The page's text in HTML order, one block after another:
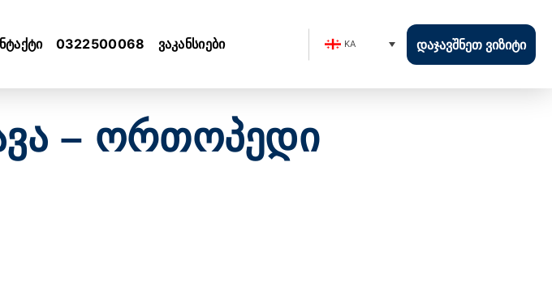
0322500068 ვაკანსიები KA ᲓᲐᲯᲐᲕᲨᲜᲔᲗ ᲕᲘᲖᲘᲢᲘ
– ორთოპედი